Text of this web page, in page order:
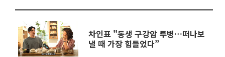
차인표 "동생 구강암 투병…떠나보
낼 때 가장 힘들었다”